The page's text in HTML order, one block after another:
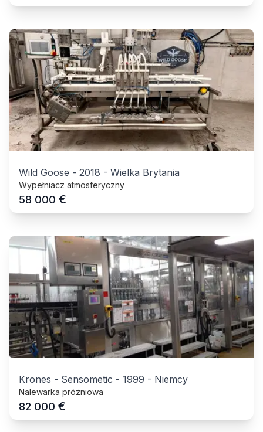
Wild Goose - 2018 - Wielka Brytania
Wypełniacz atmosferyczny
58 000 €
Krones - Sensometic - 1999 - Niemcy
Nalewarka próżniowa
82 000 €